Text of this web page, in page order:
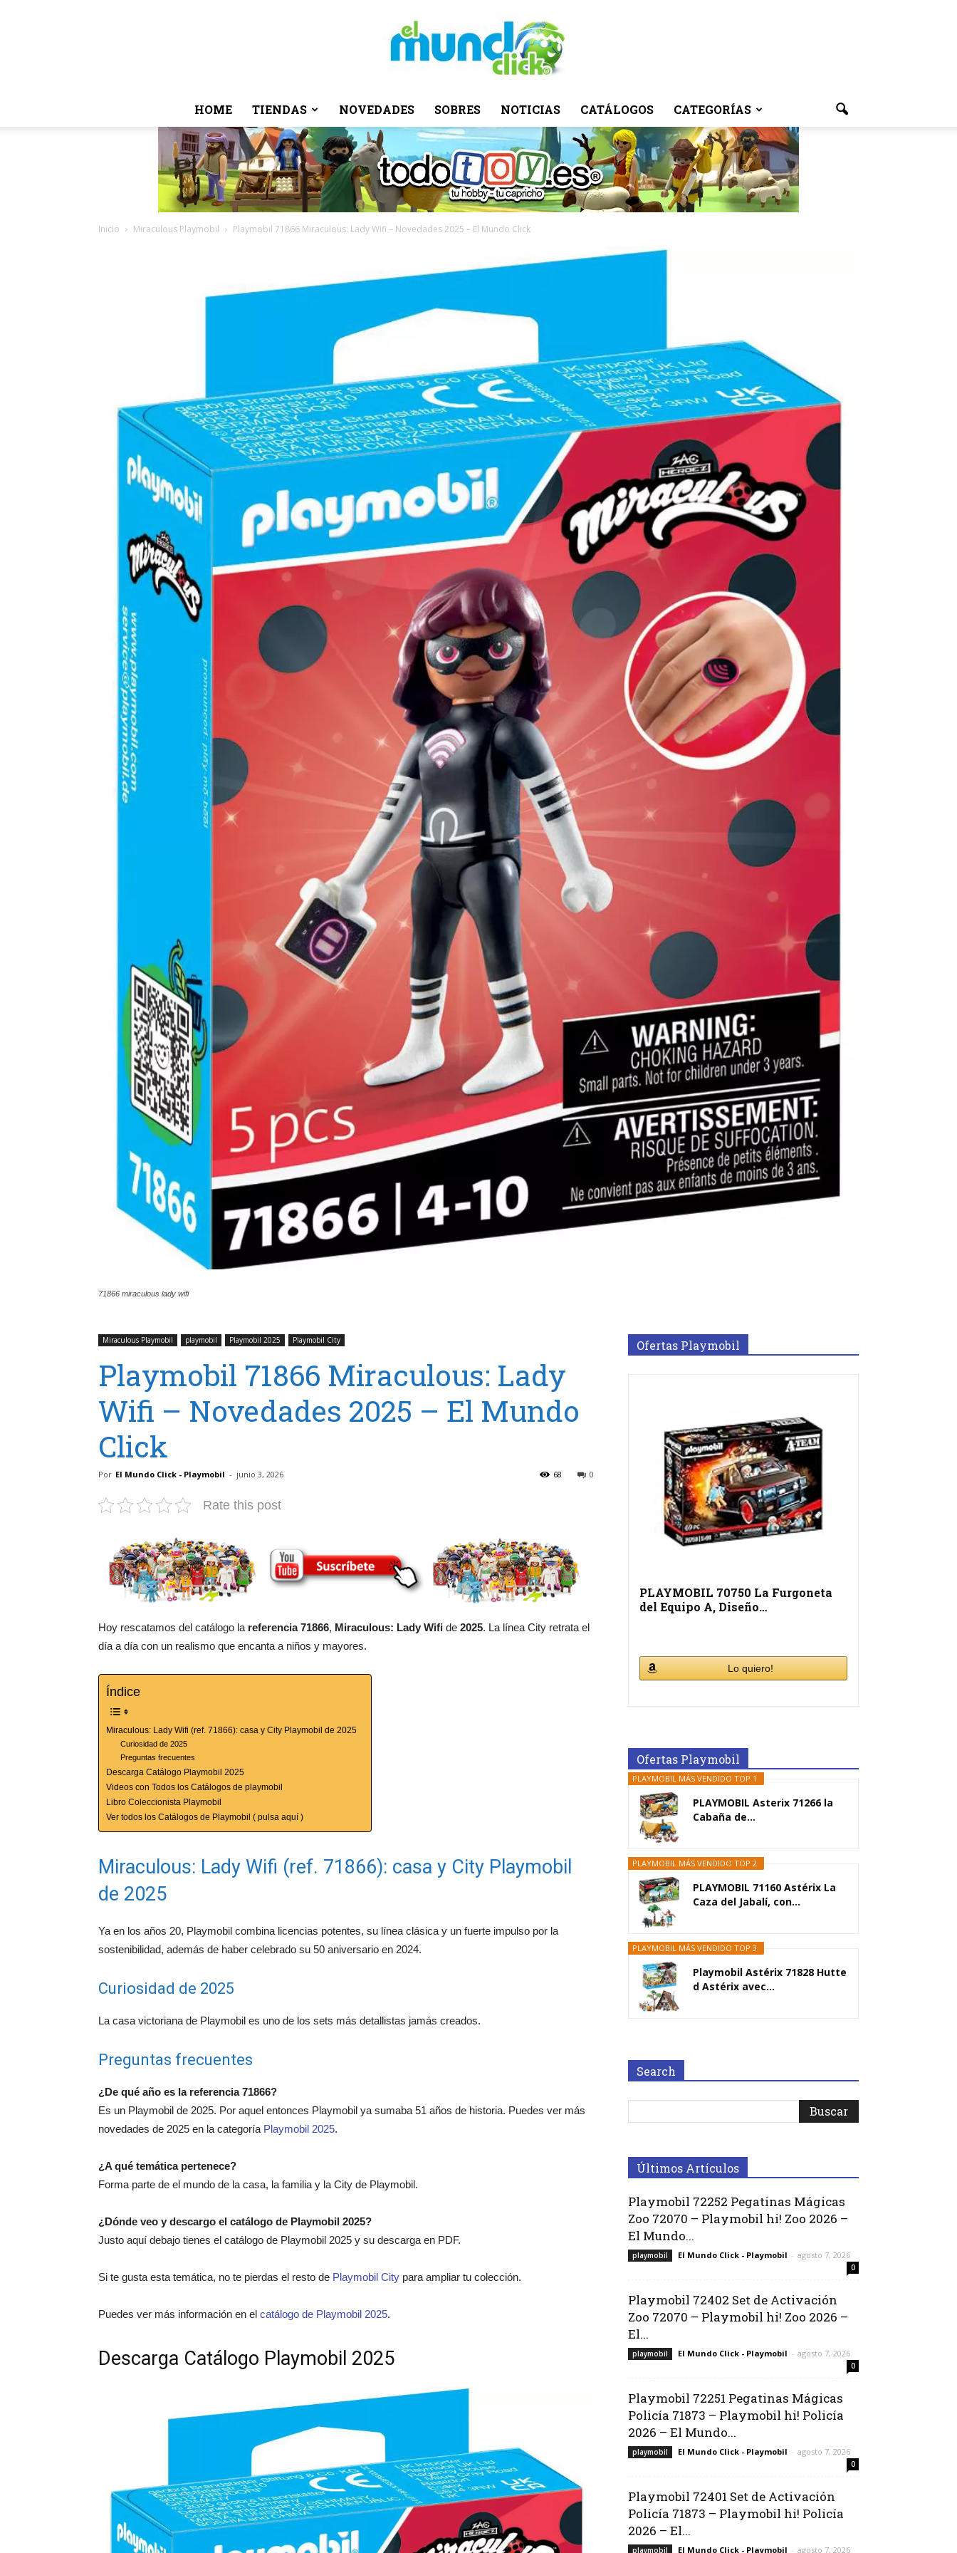
El
Click
HOME TIENDAS NOVEDADES SOBRES NOTICIAS CATÁLOGOS CATEGORÍAS
Inicio Miraculous Playmobil Playmobil 71866 Miraculous: Lady Wifi – Novedades 2025 – El Mundo Click
71866 miraculous lady wifi
Miraculous Playmobil playmobil Playmobil 2025 Playmobil City
Playmobil 71866 Miraculous: Lady
Wifi – Novedades 2025 – El Mundo
Click
Por El Mundo Click - Playmobil - junio 3, 2026 0
68
Rate this post
Hoy rescatamos del catálogo la referencia 71866, Miraculous: Lady Wifi de 2025. La línea City retrata el
día a día con un realismo que encanta a niños y mayores.
Índice
Miraculous: Lady Wifi (ref. 71866): casa y City Playmobil de 2025
Curiosidad de 2025
Preguntas frecuentes
Descarga Catálogo Playmobil 2025
Videos con Todos los Catálogos de playmobil
Libro Coleccionista Playmobil
Ver todos los Catálogos de Playmobil ( pulsa aquí )
Miraculous: Lady Wifi (ref. 71866): casa y City Playmobil
de 2025
Ya en los años 20, Playmobil combina licencias potentes, su línea clásica y un fuerte impulso por la
sostenibilidad, además de haber celebrado su 50 aniversario en 2024.
Curiosidad de 2025
La casa victoriana de Playmobil es uno de los sets más detallistas jamás creados.
Preguntas frecuentes
¿De qué año es la referencia 71866?
Es un Playmobil de 2025. Por aquel entonces Playmobil ya sumaba 51 años de historia. Puedes ver más
novedades de 2025 en la categoría Playmobil 2025.
¿A qué temática pertenece?
Forma parte de el mundo de la casa, la familia y la City de Playmobil.
¿Dónde veo y descargo el catálogo de Playmobil 2025?
Justo aquí debajo tienes el catálogo de Playmobil 2025 y su descarga en PDF.
Si te gusta esta temática, no te pierdas el resto de Playmobil City para ampliar tu colección.
Puedes ver más información en el catálogo de Playmobil 2025.
Descarga Catálogo Playmobil 2025
Ofertas Playmobil
PLAYMOBIL 70750 La Furgoneta
del Equipo A, Diseño…
Lo quiero!
Ofertas Playmobil
PLAYMOBIL MÁS VENDIDO TOP 1
PLAYMOBIL Asterix 71266 la
Cabaña de...
PLAYMOBIL MÁS VENDIDO TOP 2
PLAYMOBIL 71160 Astérix La
Caza del Jabalí, con...
PLAYMOBIL MÁS VENDIDO TOP 3
Playmobil Astérix 71828 Hutte
d Astérix avec...
Search
Últimos Artículos
Playmobil 72252 Pegatinas Mágicas
Zoo 72070 – Playmobil hi! Zoo 2026 –
El Mundo...
playmobil El Mundo Click - Playmobil - agosto 7, 2026
0
Playmobil 72402 Set de Activación
Zoo 72070 – Playmobil hi! Zoo 2026 –
El...
playmobil El Mundo Click - Playmobil - agosto 7, 2026
0
Playmobil 72251 Pegatinas Mágicas
Policía 71873 – Playmobil hi! Policía
2026 – El Mundo...
playmobil El Mundo Click - Playmobil - agosto 7, 2026
0
Playmobil 72401 Set de Activación
Policía 71873 – Playmobil hi! Policía
2026 – El...
playmobil El Mundo Click - Playmobil - agosto 7, 2026